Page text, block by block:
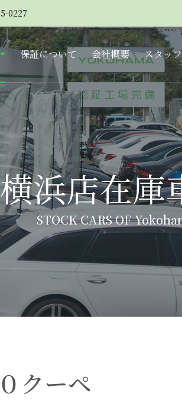
0227
保証について 会社概要 スタッ
横浜店在庫
STOCK CARS OF
クーペ